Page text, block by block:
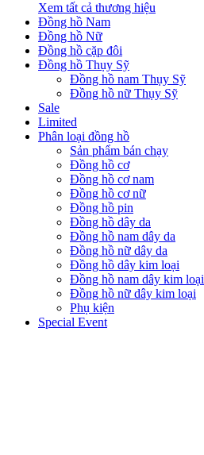
Xem tất cả thương hiệu
Đồng hồ Nam
Đồng hồ Nữ
Đồng hồ cặp đôi
Đồng hồ Thụy Sỹ
Đồng hồ nam Thụy Sỹ
Đồng hồ nữ Thụy Sỹ
Sale
Limited
Phân loại đồng hồ
Sản phẩm bán chạy
Đồng hồ cơ
Đồng hồ cơ nam
Đồng hồ cơ nữ
Đồng hồ pin
Đồng hồ dây da
Đồng hồ nam dây da
Đồng hồ nữ dây da
Đồng hồ dây kim loại
Đồng hồ nam dây kim loại
Đồng hồ nữ dây kim loại
Phụ kiện
Special Event